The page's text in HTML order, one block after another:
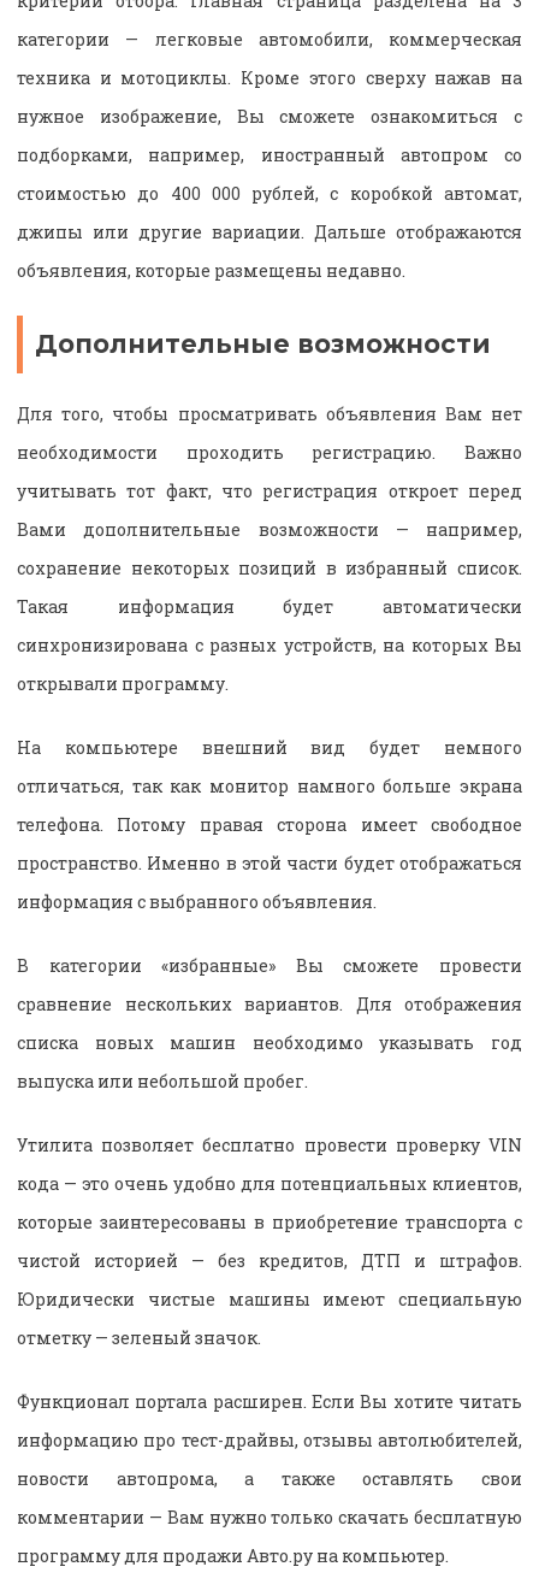
категории — легковые автомобили, коммерческая
техника и мотоциклы. Кроме этого сверху нажав на
нужное изображение, Вы сможете ознакомиться с
подборками, например, иностранный автопром со
стоимостью до 400 000 рублей, с коробкой автомат,
джипы или другие вариации. Дальше отображаются
объявления, которые размещены недавно.
Дополнительные возможности
Для того, чтобы просматривать объявления Вам нет
необходимости проходить регистрацию. Важно
учитывать тот факт, что регистрация откроет перед
Вами дополнительные возможности — например,
сохранение некоторых позиций в избранный список.
Такая информация будет автоматически
синхронизирована с разных устройств, на которых Вы
открывали программу.
На компьютере внешний вид будет немного
отличаться, так как монитор намного больше экрана
телефона. Потому правая сторона имеет свободное
пространство. Именно в этой части будет отображаться
информация с выбранного объявления.
В категории «избранные» Вы сможете провести
сравнение нескольких вариантов. Для отображения
списка новых машин необходимо указывать год
выпуска или небольшой пробег.
Утилита позволяет бесплатно провести проверку VIN
кода — это очень удобно для потенциальных клиентов,
которые заинтересованы в приобретение транспорта с
чистой историей — без кредитов, ДТП и штрафов.
Юридически чистые машины имеют специальную
отметку — зеленый значок.
Функционал портала расширен. Если Вы хотите читать
информацию про тест-драйвы, отзывы автолюбителей,
новости автопрома, а также оставлять свои
комментарии — Вам нужно только скачать бесплатную
программу для продажи Авто.ру на компьютер.